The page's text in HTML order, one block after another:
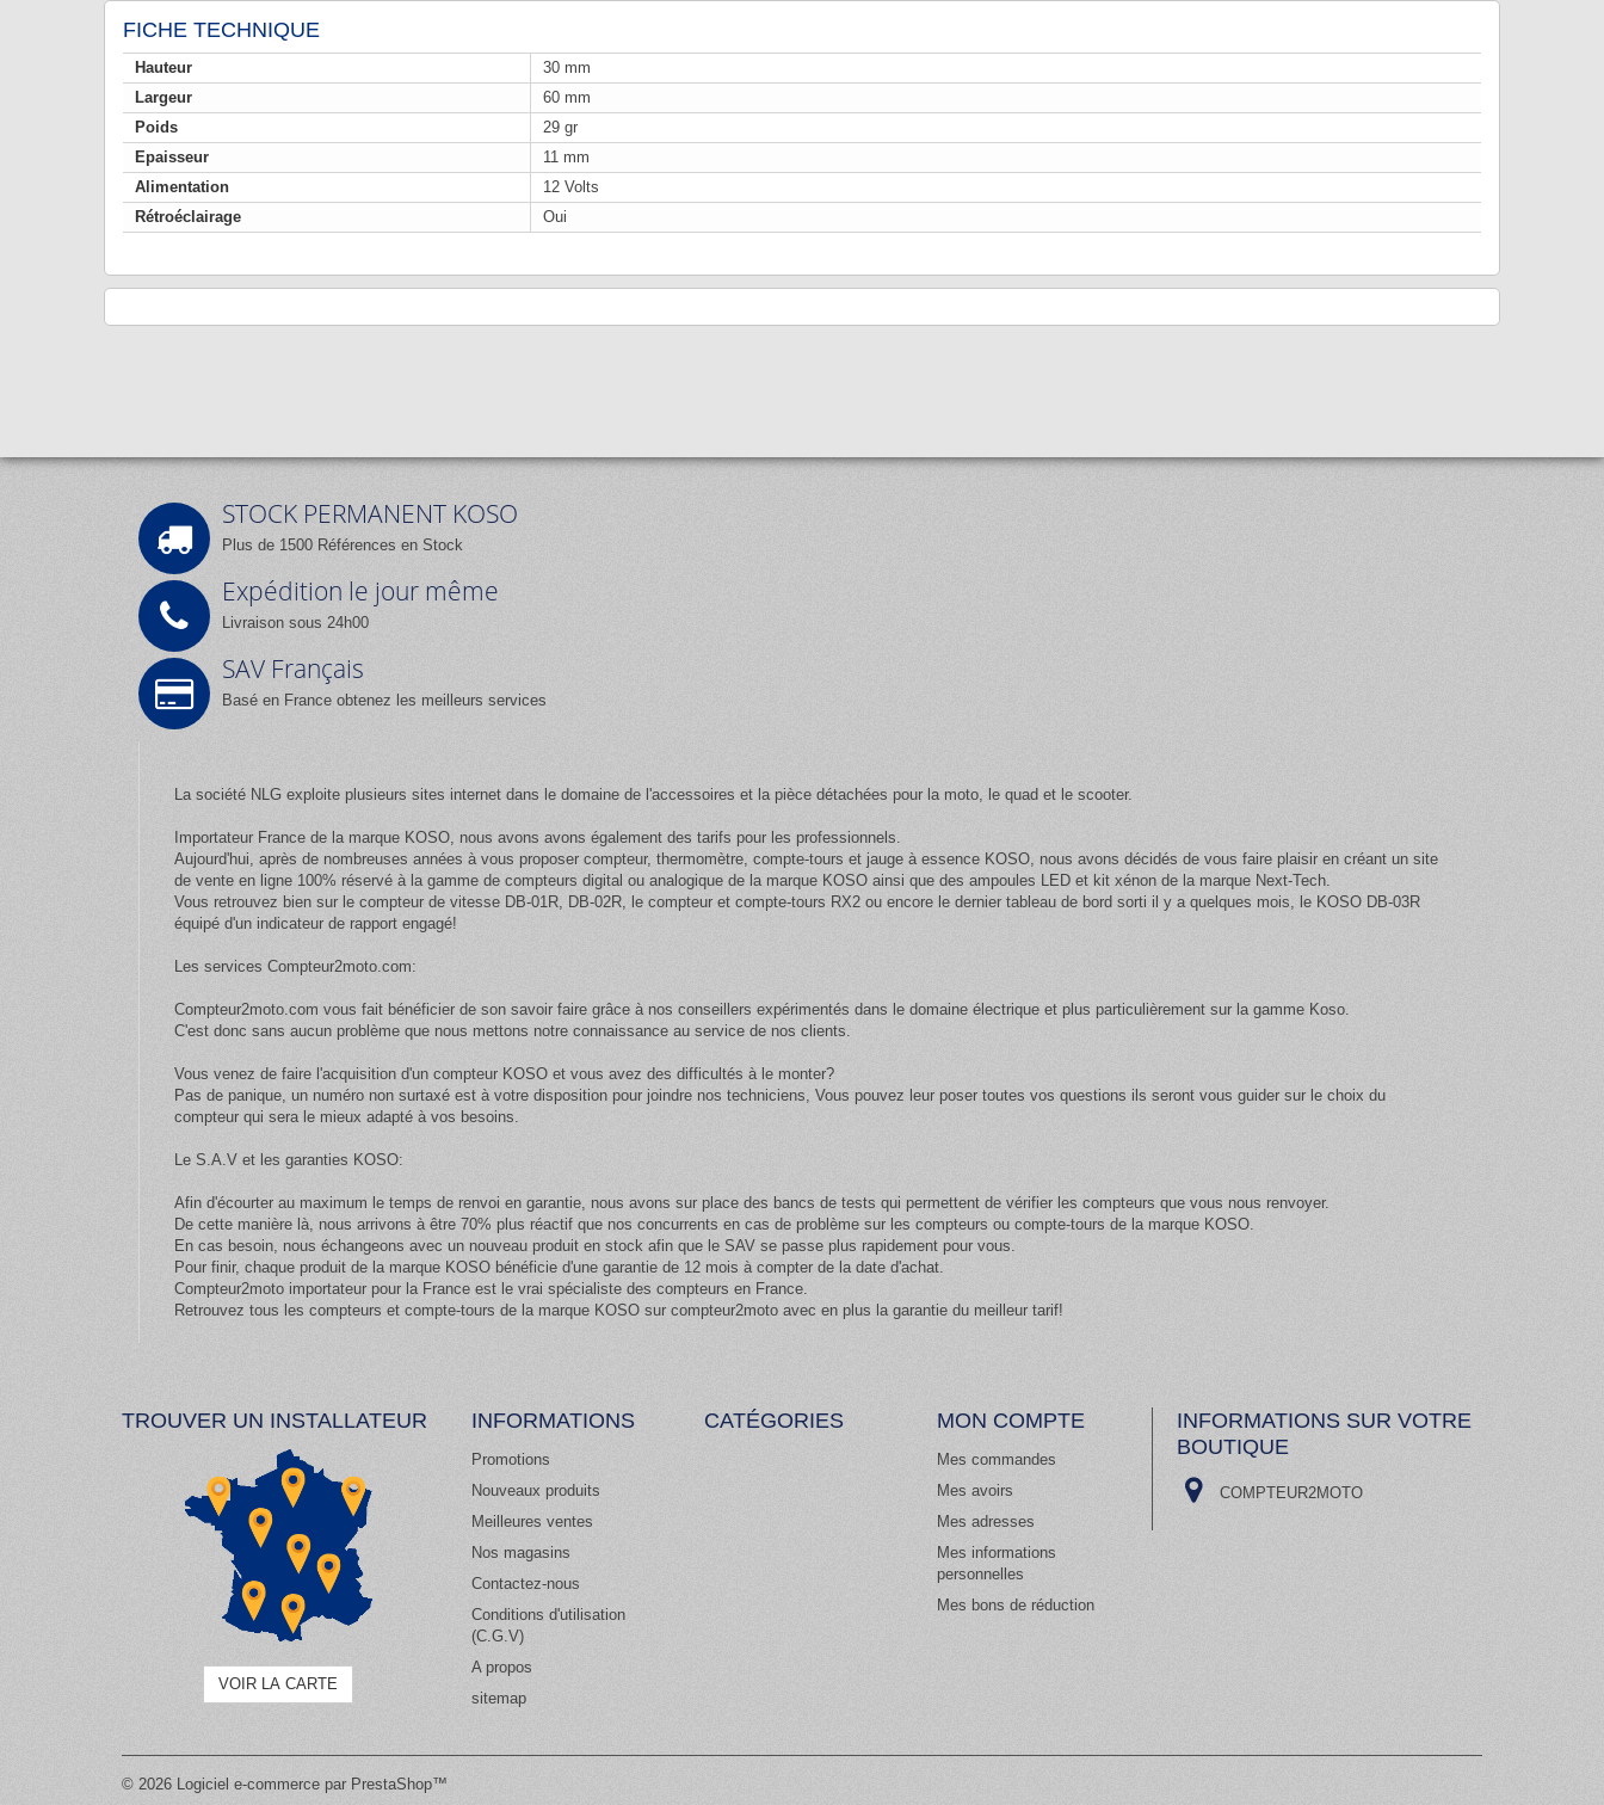
FICHE TECHNIQUE
Hauteur
30 mm
Largeur
60 mm
Poids
29 gr
Epaisseur
11 mm
Alimentation
12 Volts
Rétroéclairage
Oui
STOCK PERMANENT KOSO
Plus de 1500 Références en Stock
Expédition le jour même
Livraison sous 24h00
SAV Français
Basé en France obtenez les meilleurs services
La société NLG exploite plusieurs sites internet dans le domaine de l'accessoires et la pièce détachées pour la moto, le quad et le scooter.
Importateur France de la marque KOSO, nous avons avons également des tarifs pour les professionnels.
Aujourd'hui, après de nombreuses années à vous proposer compteur, thermomètre, compte-tours et jauge à essence KOSO, nous avons décidés de vous faire plaisir en créant un site
de vente en ligne 100% réservé à la gamme de compteurs digital ou analogique de la marque KOSO ainsi que des ampoules LED et kit xénon de la marque Next-Tech.
Vous retrouvez bien sur le compteur de vitesse DB-01R, DB-02R, le compteur et compte-tours RX2 ou encore le dernier tableau de bord sorti il y a quelques mois, le KOSO DB-03R
équipé d'un indicateur de rapport engagé!
Les services Compteur2moto.com:
Compteur2moto.com vous fait bénéficier de son savoir faire grâce à nos conseillers expérimentés dans le domaine électrique et plus particulièrement sur la gamme Koso.
C'est donc sans aucun problème que nous mettons notre connaissance au service de nos clients.
Vous venez de faire l'acquisition d'un compteur KOSO et vous avez des difficultés à le monter?
Pas de panique, un numéro non surtaxé est à votre disposition pour joindre nos techniciens, Vous pouvez leur poser toutes vos questions ils seront vous guider sur le choix du
compteur qui sera le mieux adapté à vos besoins.
Le S.A.V et les garanties KOSO:
Afin d'écourter au maximum le temps de renvoi en garantie, nous avons sur place des bancs de tests qui permettent de vérifier les compteurs que vous nous renvoyer.
De cette manière là, nous arrivons à être 70% plus réactif que nos concurrents en cas de problème sur les compteurs ou compte-tours de la marque KOSO.
En cas besoin, nous échangeons avec un nouveau produit en stock afin que le SAV se passe plus rapidement pour vous.
Pour finir, chaque produit de la marque KOSO bénéficie d'une garantie de 12 mois à compter de la date d'achat.
Compteur2moto importateur pour la France est le vrai spécialiste des compteurs en France.
Retrouvez tous les compteurs et compte-tours de la marque KOSO sur compteur2moto avec en plus la garantie du meilleur tarif!
TROUVER UN INSTALLATEUR
VOIR LA CARTE
INFORMATIONS
Promotions
Nouveaux produits
Meilleures ventes
Nos magasins
Contactez-nous
Conditions d'utilisation
(C.G.V)
A propos
sitemap
© 2026 Logiciel e-commerce par PrestaShop™
CATÉGORIES MON COMPTE
Mes commandes
Mes avoirs
Mes adresses
Mes informations
personnelles
Mes bons de réduction
INFORMATIONS SUR VOTRE
BOUTIQUE
COMPTEUR2MOTO